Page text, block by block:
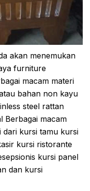
akan menemukan
furniture
macam materi
bahan non kayu
steel rattan
Berbagai macam
kursi tamu kursi
kursi ristorante
kursi panel
dan kursi